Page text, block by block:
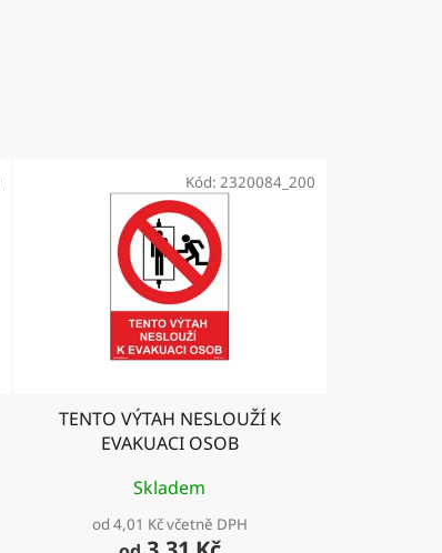
TENTO VÝTAH NESLOUŽÍ K
EVAKUACI OSOB
Skladem
od 4,01 Kč včetně DPH
Kód: 2320084_200